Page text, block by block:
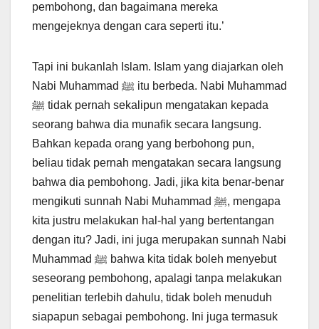
pembohong, dan bagaimana mereka
mengejeknya dengan cara seperti itu.’
Tapi ini bukanlah Islam. Islam yang diajarkan oleh
Nabi Muhammad ﷺ itu berbeda. Nabi Muhammad
ﷺ tidak pernah sekalipun mengatakan kepada
seorang bahwa dia munafik secara langsung.
Bahkan kepada orang yang berbohong pun,
beliau tidak pernah mengatakan secara langsung
bahwa dia pembohong. Jadi, jika kita benar-benar
mengikuti sunnah Nabi Muhammad ﷺ, mengapa
kita justru melakukan hal-hal yang bertentangan
dengan itu? Jadi, ini juga merupakan sunnah Nabi
Muhammad ﷺ bahwa kita tidak boleh menyebut
seseorang pembohong, apalagi tanpa melakukan
penelitian terlebih dahulu, tidak boleh menuduh
siapapun sebagai pembohong. Ini juga termasuk